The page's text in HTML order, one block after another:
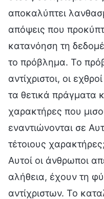
αποκαλύπτει
απόψεις που
κατανόηση τη
το πρόβλημα. Το
αντίχριστοι, οι
τα θετικά πράγματα
χαρακτήρες που
εναντιώνονται σε
τέτοιους
Αυτοί οι άνθρωποι
αλήθεια, έχουν τη
αντίχριστων. Το